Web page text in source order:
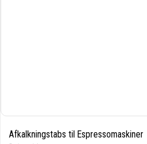
Afkalkningstabs til Espressomaskiner